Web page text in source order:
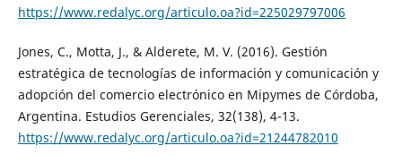
https://www.redalyc.org/articulo.oa?id=225029797006
Jones, C., Motta, J., & Alderete, M. V. (2016). Gestión
estratégica de tecnologías de información y comunicación y
adopción del comercio electrónico en Mipymes de Córdoba,
Argentina. Estudios Gerenciales, 32(138), 4-13.
https://www.redalyc.org/articulo.oa?id=21244782010